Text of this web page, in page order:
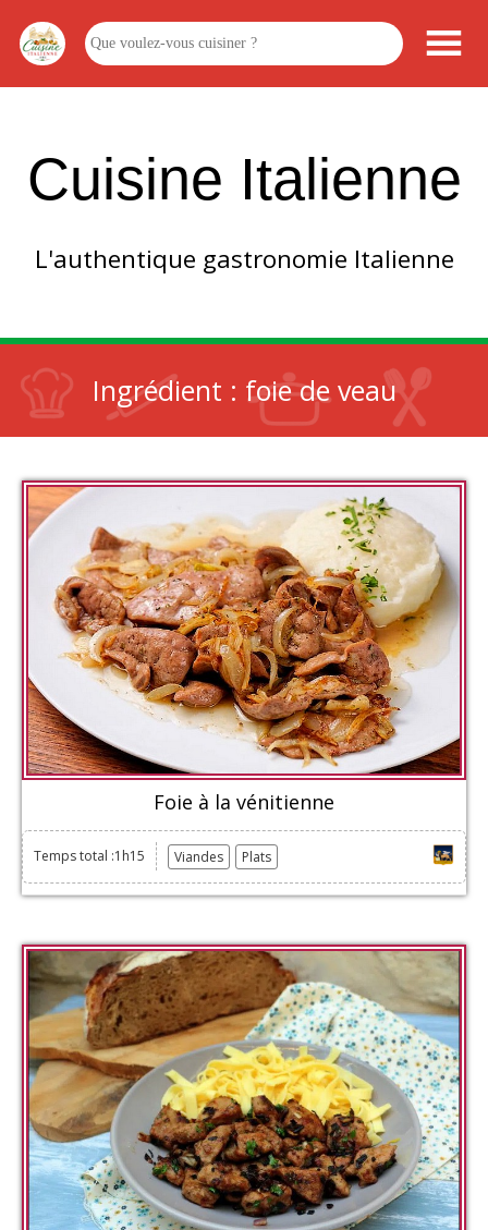
Cuisine Italienne
L'authentique gastronomie Italienne
Ingrédient : foie de veau
Foie à la vénitienne
Temps total :1h15 Viandes Plats